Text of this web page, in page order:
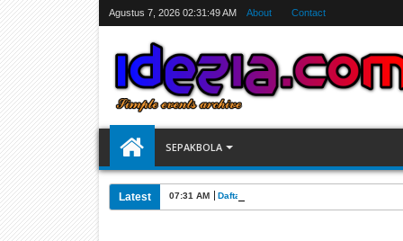
Agustus 7, 2026 02:31:50 AM About Contact
SEPAKBOLA
Latest 07:31 AM Daftar Pencetak Gol Piala Dunia FIFA